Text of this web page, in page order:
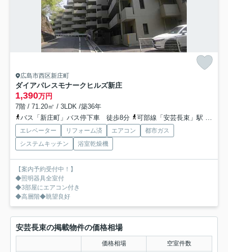
広島市西区新庄町
ダイアパレスモナークヒルズ新庄
1,390万円
7階 / 71.20㎡ / 3LDK /築36年
バス「新庄町」バス停下車 徒歩8分
可部線「安芸長束」駅 徒歩18分
エレベーター リフォーム済 エアコン
都市ガス
システムキッチン
浴室乾燥機
【案内予約受付中！】
◆照明器具全室付
◆3部屋にエアコン付き
◆高層階◆眺望良好
安芸長束の掲載物件の価格相場
価格相場 空室件数